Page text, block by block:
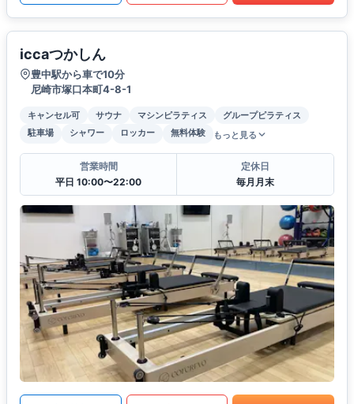
iccaつかしん
豊中駅から車で10分
尼崎市塚口本町4-8-1
キャンセル可 サウナ マシンピラティス
グループピラティス
駐車場
シャワー ロッカー 無料体験 もっと見る
営業時間
平日 10:00〜22:00
定休日
毎月月末